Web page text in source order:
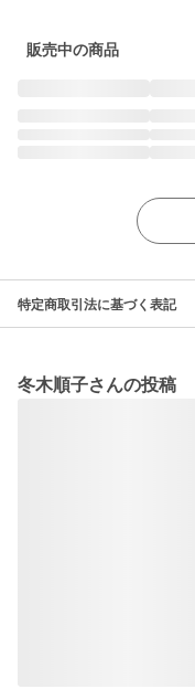
販売中の商品
特定商取引法に基づく表記
冬木順子さんの投稿